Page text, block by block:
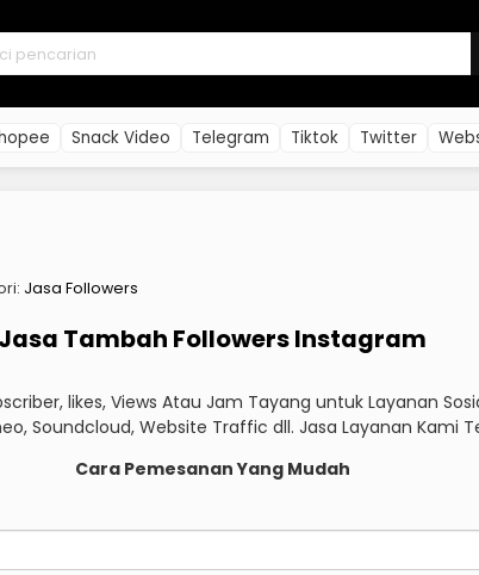
Snack Video Telegram Tiktok Twitter
Jasa Followers
Jasa Tambah Followers Instagram
likes, Views Atau Jam Tayang untuk Layanan
Soundcloud, Website Traffic dll. Jasa Layanan Kami
Cara Pemesanan Yang Mudah